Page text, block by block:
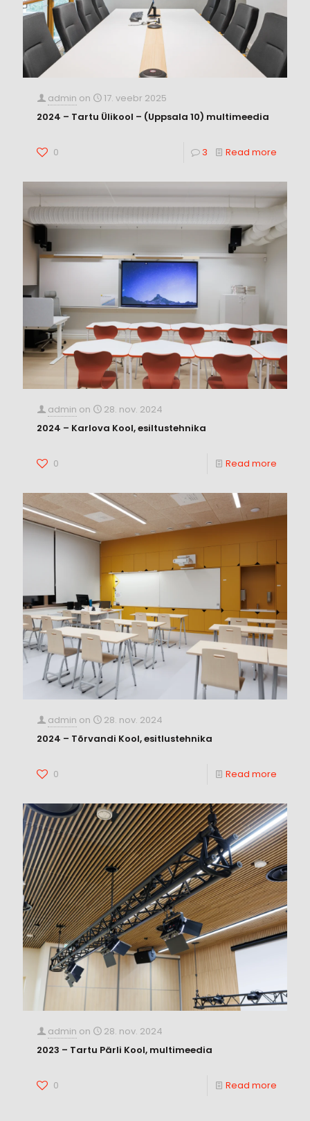
admin on
17. veebr 2025
2024 – Tartu Ülikool – (Uppsala 10) multimeedia
0 3 Read more
admin on
28. nov. 2024
2024 – Karlova Kool, esiltustehnika
0 Read more
admin on
28. nov. 2024
2024 – Tõrvandi Kool, esitlustehnika
0 Read more
admin on
28. nov. 2024
2023 – Tartu Pärli Kool, multimeedia
0 Read more